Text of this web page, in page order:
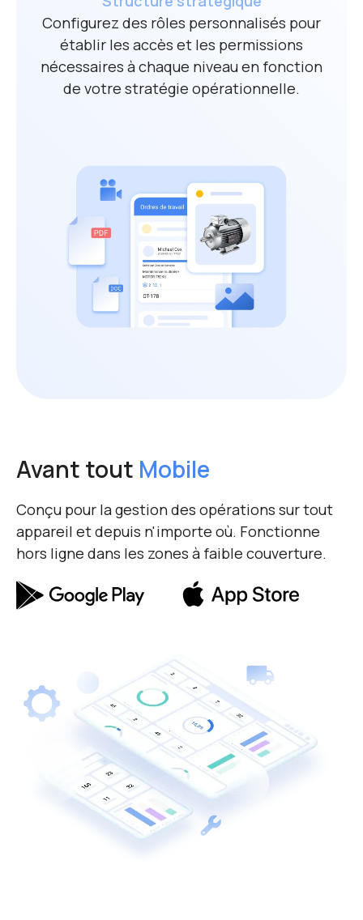
Configurez des rôles personnalisés pour
établir les accès et les permissions
nécessaires à chaque niveau en fonction
de votre stratégie opérationnelle.
Avant tout Mobile
Conçu pour la gestion des opérations sur tout
appareil et depuis n'importe où. Fonctionne
hors ligne dans les zones à faible couverture.